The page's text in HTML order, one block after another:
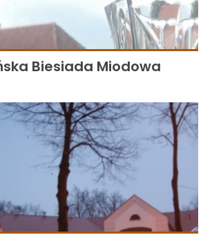
Biesiada Miodowa